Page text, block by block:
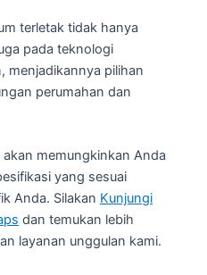
terletak tidak hanya
pada teknologi
menjadikannya pilihan
perumahan dan
memungkinkan Anda
yang sesuai
Anda. Silakan Kunjungi
dan temukan lebih
layanan unggulan kami.